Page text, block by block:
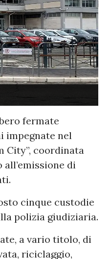
fermate
impegnate nel
City”, coordinata
di
cinque custodie
polizia giudiziaria.
a vario titolo, di
riciclaggio,